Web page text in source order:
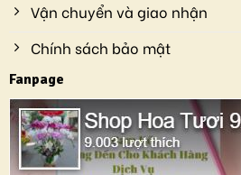
Vận chuyển và giao nhận
Chính sách bảo mật
Fanpage